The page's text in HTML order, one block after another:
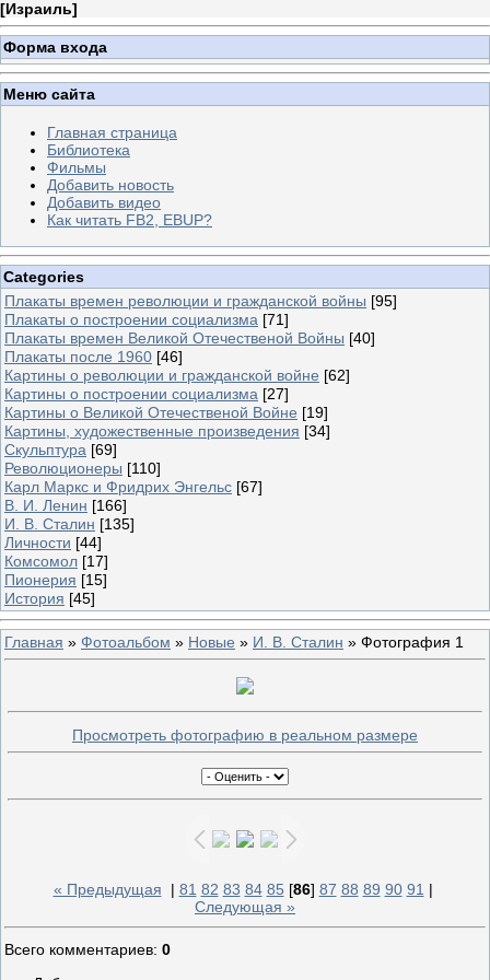
[Израиль]
Форма входа
Меню сайта
Главная страница
Библиотека
Фильмы
Добавить новость
Добавить видео
Как читать FB2, EBUP?
Categories
Плакаты времен революции и гражданской войны [95]
Плакаты о построении социализма [71]
Плакаты времен Великой Отечественой Войны [40]
Плакаты после 1960 [46]
Картины о революции и гражданской войне [62]
Картины о построении социализма [27]
Картины о Великой Отечественой Войне [19]
Картины, художественные произведения [34]
Скульптура [69]
Революционеры [110]
Карл Маркс и Фридрих Энгельс [67]
В. И. Ленин [166]
И. В. Сталин [135]
Личности [44]
Комсомол [17]
Пионерия [15]
История [45]
Главная » Фотоальбом » Новые » И. В. Сталин » Фотография 1
Просмотреть фотографию в реальном размере
« Предыдущая | 81 82 83 84 85 [86] 87 88 89 90 91 |
Следующая »
Всего комментариев: 0